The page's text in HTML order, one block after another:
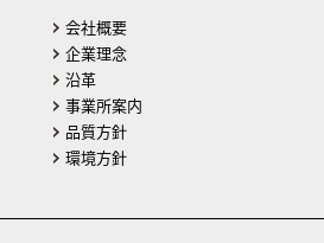
会社概要
企業理念
沿革
事業所案内
品質方針
環境方針